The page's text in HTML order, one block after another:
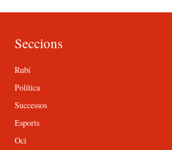
Seccions
Rubí
Política
Successos
Esports
Oci